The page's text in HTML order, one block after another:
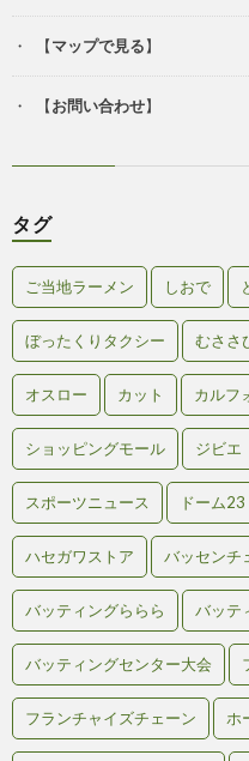
【マップで見る】
【お問い合わせ】
タグ
ご当地ラーメン しおで
ぼったくりタクシー むささ
オスロー カット カルフ
ショッピングモール ジビエ
スポーツニュース ドーム23
ハセガワストア バッセンチ
バッティングららら バッテ
バッティングセンター大会
フランチャイズチェーン ホ